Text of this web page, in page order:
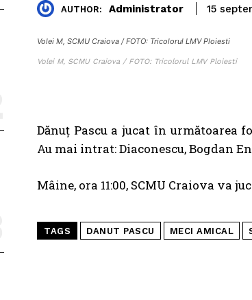
AUTHOR: Administrator 15
Volei M, SCMU Craiova / FOTO: Tricolorul LMV Ploiesti
Volei M, SCMU Craiova / FOTO: Tricolorul LMV Ploiesti
Dănuț Pascu a jucat în următoarea
Au mai intrat: Diaconescu, Bogdan
Mâine, ora 11:00, SCMU Craiova va
TAGS DANUT PASCU MECI AMICAL